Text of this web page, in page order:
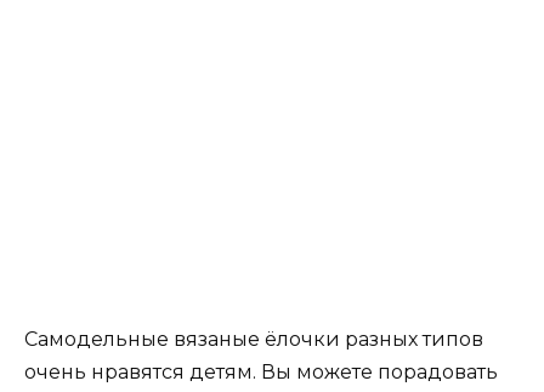
Самодельные вязаные ёлочки разных типов
очень нравятся детям. Вы можете порадовать